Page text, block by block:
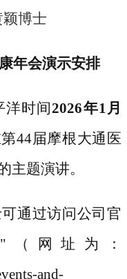
颖博士
年会演示安排
洋时间2026年1月
44届摩根大通医
主题演讲。
通过访问公司官
网址为：
and-